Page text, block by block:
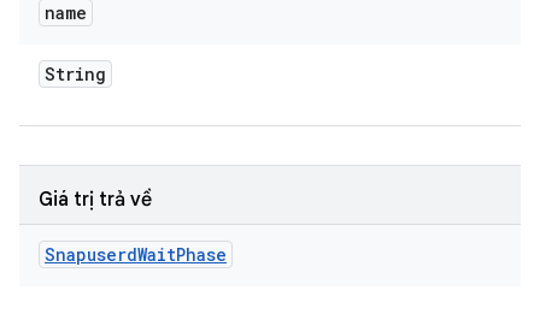
name
String
Giá trị trả về
SnapuserdWaitPhase